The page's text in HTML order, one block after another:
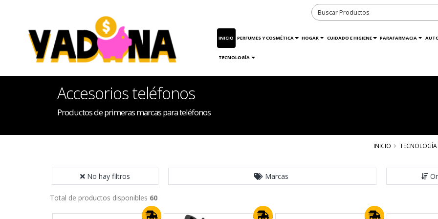
INICIO PERFUMES Y COSMÉTICA HOGAR CUIDADO E HIGIENE PARAFARMACIA
TECNOLOGÍA
Accesorios teléfonos
Productos de primeras marcas para teléfonos
INICIO TECNOLOGÍA
No hay filtros Marcas
Total de productos disponibles 60